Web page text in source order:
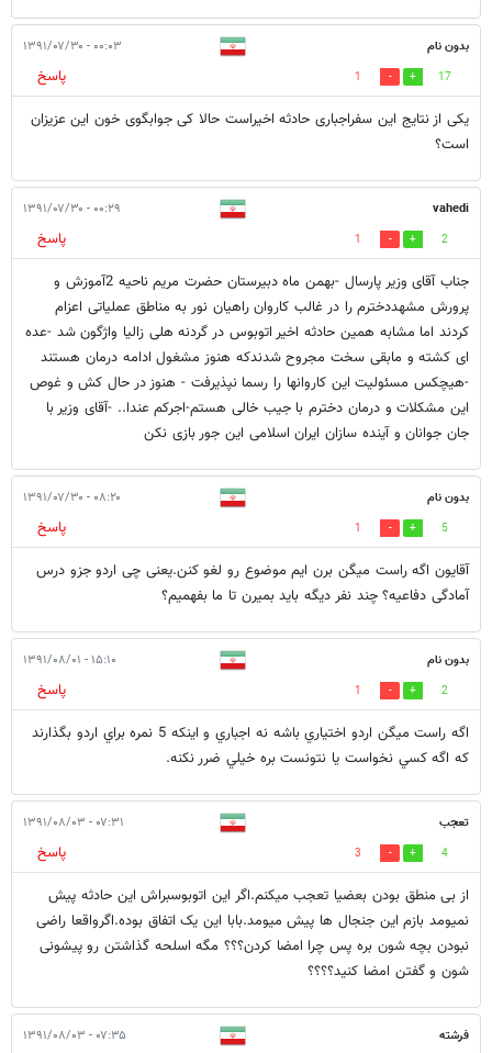
بدون نام ۰۰:۰۳ - ۱۳۹۱/۰۷/۳۰
17
1
پاسخ
یکی از نتایج این سفراجباری حادثه اخیراست حالا کی جوابگوی خون این عزیزان
است؟
vahedi ۰۰:۲۹ - ۱۳۹۱/۰۷/۳۰
2
1
پاسخ
جناب آقای وزیر پارسال -بهمن ماه دبیرستان حضرت مریم ناحیه 2آموزش و
پرورش مشهددخترم را در غالب کاروان راهیان نور به مناطق عملیاتی اعزام
کردند اما مشابه همین حادثه اخیر اتوبوس در گردنه هلی زالیا واژگون شد -عده
ای کشته و مابقی سخت مجروح شدندکه هنوز مشغول ادامه درمان هستند
-هیچکس مسئولیت این کاروانها را رسما نپذیرفت - هنوز در حال کش و غوص
این مشکلات و درمان دخترم با جیب خالی هستم-اجرکم عندا.. -آقای وزیر با
جان جوانان و آینده سازان ایران اسلامی این جور بازی نکن
بدون نام ۰۸:۲۰ - ۱۳۹۱/۰۷/۳۰
5
1
پاسخ
آقایون اگه راست میگن برن ایم موضوع رو لغو کنن.یعنی چی اردو جزو درس
آمادگی دفاعیه؟ چند نفر دیگه باید بمیرن تا ما بفهمیم؟
بدون نام ۱۵:۱۰ - ۱۳۹۱/۰۸/۰۱
2
1
پاسخ
اگه راست ميگن اردو اختياري باشه نه اجباري و اينكه 5 نمره براي اردو بگذارند
كه اگه كسي نخواست يا نتونست بره خيلي ضرر نكنه.
تعجب ۰۷:۳۱ - ۱۳۹۱/۰۸/۰۳
4
3
پاسخ
از بی منطق بودن بعضیا تعجب میکنم.اگر این اتوبوسبراش این حادثه پیش
نمیومد بازم این جنجال ها پیش میومد.بابا این یک اتفاق بوده.اگرواقعا راضی
نبودن بچه شون بره پس چرا امضا کردن؟؟؟ مگه اسلحه گذاشتن رو پیشونی
شون و گفتن امضا کنید؟؟؟؟
فرشته ۰۷:۳۵ - ۱۳۹۱/۰۸/۰۳